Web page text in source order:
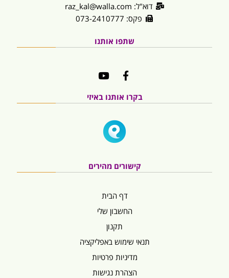
דוא"ל: raz_kal@walla.com
פקס: 073-2410777
שתפו אותנו
בקרו אותנו באיזי
קישורים מהירים
דף הבית
החשבון שלי
תקנון
תנאי שימוש באפליקציה
מדיניות פרטיות
הצהרת נגישות